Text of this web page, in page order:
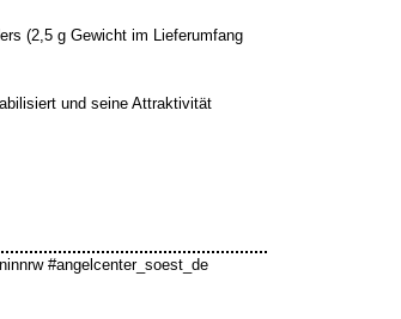
(2,5 g Gewicht im Lieferumfang
und seine Attraktivität
#angelcenter_soest_de